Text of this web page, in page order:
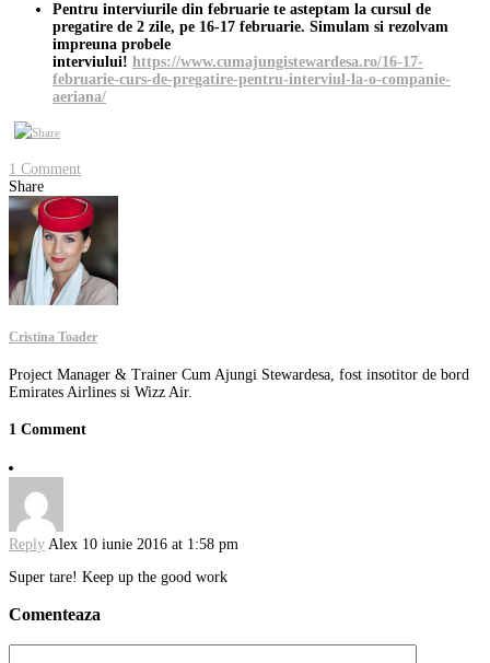
Pentru interviurile din februarie te asteptam la cursul de
pregatire de 2 zile, pe 16-17 februarie. Simulam si rezolvam
impreuna probele
interviului! https://www.cumajungistewardesa.ro/16-17-
februarie-curs-de-pregatire-pentru-interviul-la-o-companie-
aeriana/
1 Comment
Share
Cristina Toader
Project Manager & Trainer Cum Ajungi Stewardesa, fost insotitor de bord
Emirates Airlines si Wizz Air.
1 Comment
Reply Alex 10 iunie 2016 at 1:58 pm
Super tare! Keep up the good work
Comenteaza